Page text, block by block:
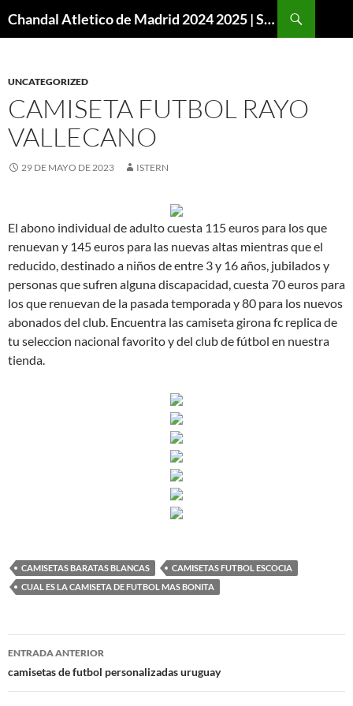
Chandal Atletico de Madrid 2024 2025 | SuperVigo
UNCATEGORIZED
CAMISETA FUTBOL RAYO
VALLECANO
29 DE MAYO DE 2023 ISTERN
El abono individual de adulto cuesta 115 euros para los que
renuevan y 145 euros para las nuevas altas mientras que el
reducido, destinado a niños de entre 3 y 16 años, jubilados y
personas que sufren alguna discapacidad, cuesta 70 euros para
los que renuevan de la pasada temporada y 80 para los nuevos
abonados del club. Encuentra las camiseta girona fc replica de
tu seleccion nacional favorito y del club de fútbol en nuestra
tienda.
CAMISETAS BARATAS BLANCAS
CAMISETAS FUTBOL ESCOCIA
CUAL ES LA CAMISETA DE FUTBOL MAS BONITA
Navegación
de
ENTRADA ANTERIOR
camisetas de futbol personalizadas uruguay